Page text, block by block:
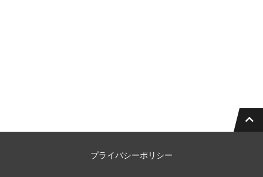
プライバシーポリシー